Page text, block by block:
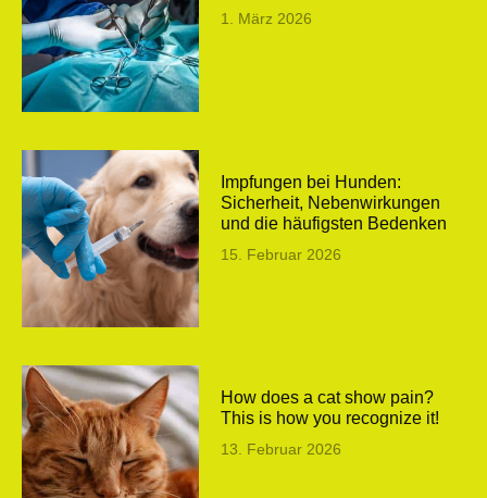
1. März 2026
Impfungen bei Hunden:
Sicherheit, Nebenwirkungen
und die häufigsten Bedenken
15. Februar 2026
How does a cat show pain?
This is how you recognize it!
13. Februar 2026